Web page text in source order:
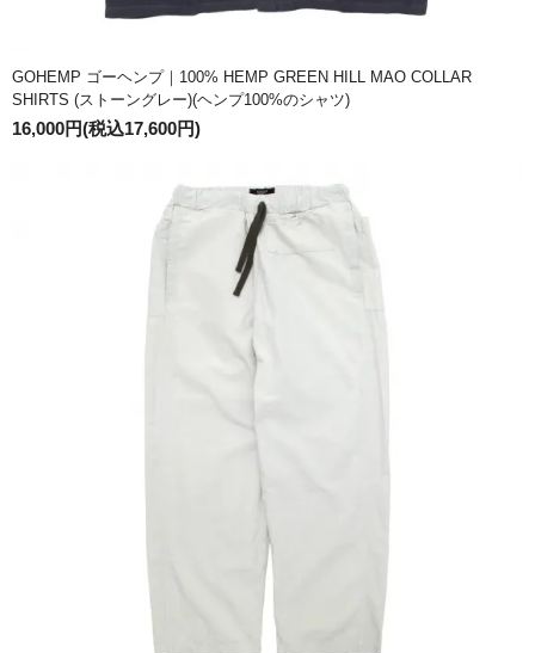
GOHEMP ゴーヘンプ｜100% HEMP GREEN HILL MAO COLLAR
SHIRTS (ストーングレー)(ヘンプ100%のシャツ)
16,000円(税込17,600円)